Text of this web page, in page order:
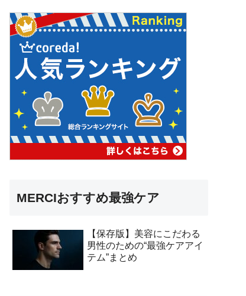
MERCIおすすめ最強ケア
【保存版】美容にこだわる
男性のための“最強ケアアイ
テム”まとめ